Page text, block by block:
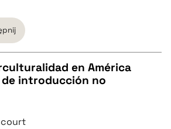
en América
introducción no